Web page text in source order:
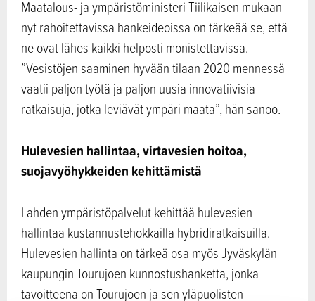
Maatalous- ja ympäristöministeri Tiilikaisen mukaan
nyt rahoitettavissa hankeideoissa on tärkeää se, että
ne ovat lähes kaikki helposti monistettavissa.
”Vesistöjen saaminen hyvään tilaan 2020 mennessä
vaatii paljon työtä ja paljon uusia innovatiivisia
ratkaisuja, jotka leviävät ympäri maata”, hän sanoo.
Hulevesien hallintaa, virtavesien hoitoa,
suojavyöhykkeiden kehittämistä
Lahden ympäristöpalvelut kehittää hulevesien
hallintaa kustannustehokkailla hybridiratkaisuilla.
Hulevesien hallinta on tärkeä osa myös Jyväskylän
kaupungin Tourujoen kunnostushanketta, jonka
tavoitteena on Tourujoen ja sen yläpuolisten